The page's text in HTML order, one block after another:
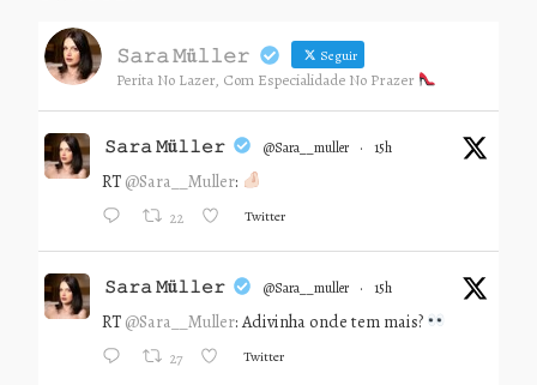
𝚂𝚊𝚛𝚊 𝙼ü𝚕𝚕𝚎𝚛 Seguir
Perita No Lazer, Com Especialidade No Prazer
𝚂𝚊𝚛𝚊 𝙼ü𝚕𝚕𝚎𝚛 @sara__muller · 15h
RT @Sara__Muller:
22 Twitter
𝚂𝚊𝚛𝚊 𝙼ü𝚕𝚕𝚎𝚛 @sara__muller · 15h
RT @Sara__Muller: Adivinha onde tem mais?
27 Twitter